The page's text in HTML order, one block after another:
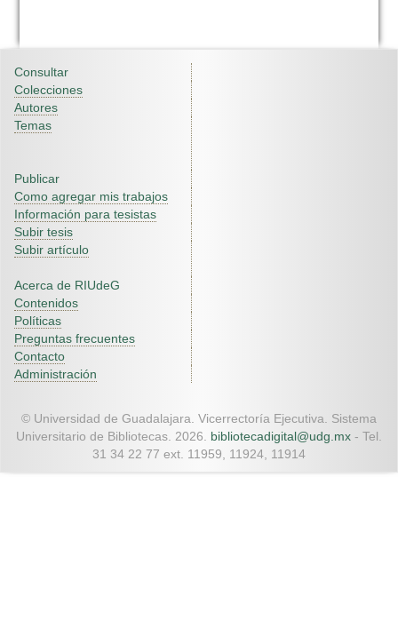
Consultar
Colecciones
Autores
Temas
Publicar
Como agregar mis trabajos
Información para tesistas
Subir tesis
Subir artículo
Acerca de RIUdeG
Contenidos
Políticas
Preguntas frecuentes
Contacto
Administración
© Universidad de Guadalajara. Vicerrectoría Ejecutiva. Sistema
Universitario de Bibliotecas. 2026. bibliotecadigital@udg.mx - Tel.
31 34 22 77 ext. 11959, 11924, 11914